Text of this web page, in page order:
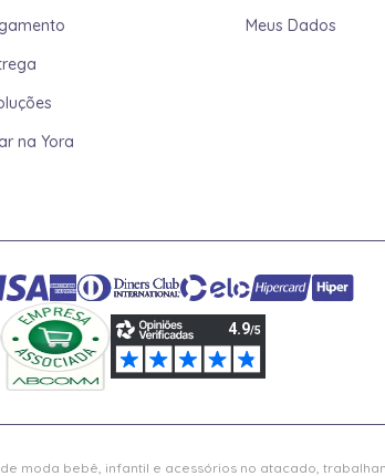
na Yora
Meus Dados
moda bebê, infantil e acessórios no atacado,